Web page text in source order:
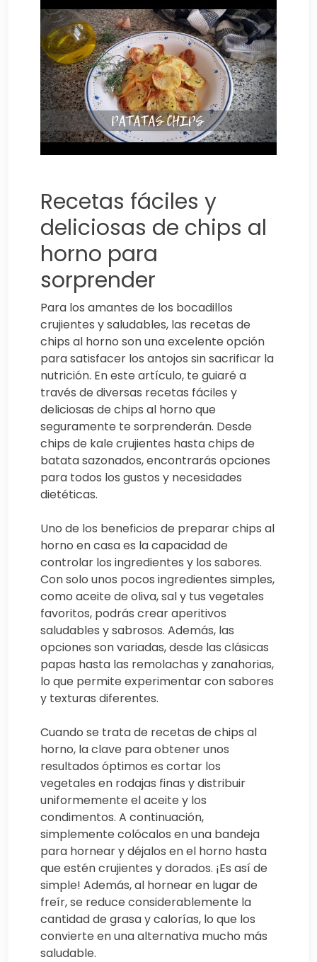
Recetas fáciles y
deliciosas de chips al
horno para
sorprender
Para los amantes de los bocadillos
crujientes y saludables, las recetas de
chips al horno son una excelente opción
para satisfacer los antojos sin sacrificar la
nutrición. En este artículo, te guiaré a
través de diversas recetas fáciles y
deliciosas de chips al horno que
seguramente te sorprenderán. Desde
chips de kale crujientes hasta chips de
batata sazonados, encontrarás opciones
para todos los gustos y necesidades
dietéticas.
Uno de los beneficios de preparar chips al
horno en casa es la capacidad de
controlar los ingredientes y los sabores.
Con solo unos pocos ingredientes simples,
como aceite de oliva, sal y tus vegetales
favoritos, podrás crear aperitivos
saludables y sabrosos. Además, las
opciones son variadas, desde las clásicas
papas hasta las remolachas y zanahorias,
lo que permite experimentar con sabores
y texturas diferentes.
Cuando se trata de recetas de chips al
horno, la clave para obtener unos
resultados óptimos es cortar los
vegetales en rodajas finas y distribuir
uniformemente el aceite y los
condimentos. A continuación,
simplemente colócalos en una bandeja
para hornear y déjalos en el horno hasta
que estén crujientes y dorados. ¡Es así de
simple! Además, al hornear en lugar de
freír, se reduce considerablemente la
cantidad de grasa y calorías, lo que los
convierte en una alternativa mucho más
saludable.